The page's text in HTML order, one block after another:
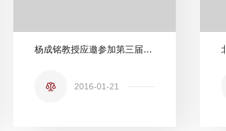
杨成铭教授应邀参加第三届“北京人权论坛”
2016-01-21